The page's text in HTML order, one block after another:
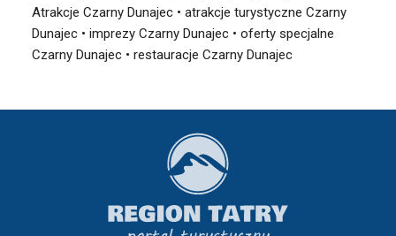
Atrakcje Czarny Dunajec • atrakcje turystyczne Czarny
Dunajec • imprezy Czarny Dunajec • oferty specjalne
Czarny Dunajec • restauracje Czarny Dunajec